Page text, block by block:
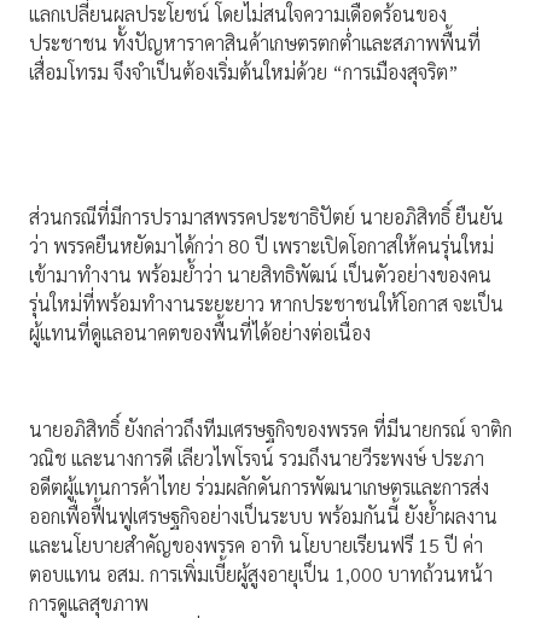
แลกเปลี่ยนผลประโยชน์ โดยไม่สนใจความเดือดร้อนของ
ประชาชน ทั้งปัญหาราคาสินค้าเกษตรตกต่ำและสภาพพื้นที่
เสื่อมโทรม จึงจำเป็นต้องเริ่มต้นใหม่ด้วย “การเมืองสุจริต”
ส่วนกรณีที่มีการปรามาสพรรคประชาธิปัตย์ นายอภิสิทธิ์ ยืนยัน
ว่า พรรคยืนหยัดมาได้กว่า 80 ปี เพราะเปิดโอกาสให้คนรุ่นใหม่
เข้ามาทำงาน พร้อมย้ำว่า นายสิทธิพัฒน์ เป็นตัวอย่างของคน
รุ่นใหม่ที่พร้อมทำงานระยะยาว หากประชาชนให้โอกาส จะเป็น
ผู้แทนที่ดูแลอนาคตของพื้นที่ได้อย่างต่อเนื่อง
นายอภิสิทธิ์ ยังกล่าวถึงทีมเศรษฐกิจของพรรค ที่มีนายกรณ์ จาติก
วณิช และนางการดี เลียวไพโรจน์ รวมถึงนายวีระพงษ์ ประภา
อดีตผู้แทนการค้าไทย ร่วมผลักดันการพัฒนาเกษตรและการส่ง
ออกเพื่อฟื้นฟูเศรษฐกิจอย่างเป็นระบบ พร้อมกันนี้ ยังย้ำผลงาน
และนโยบายสำคัญของพรรค อาทิ นโยบายเรียนฟรี 15 ปี ค่า
ตอบแทน อสม. การเพิ่มเบี้ยผู้สูงอายุเป็น 1,000 บาทถ้วนหน้า
การดูแลสุขภาพ